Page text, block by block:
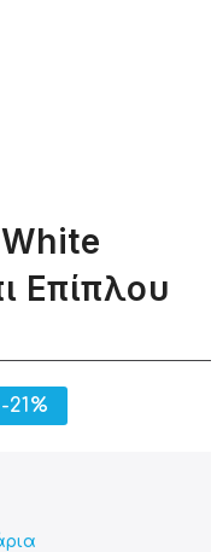
Επίπλου
-21%